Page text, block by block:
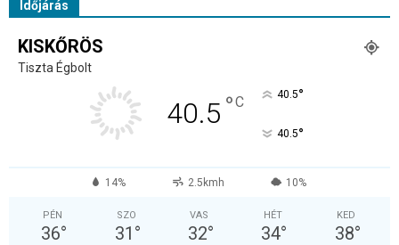
Időjárás
KISKŐRÖS
Tiszta Égbolt
40.5 °C 40.5°
40.5°
14% 2.5kmh 10%
PÉN
36°
SZO
31 °
VAS
32°
HÉT
34°
KED
38°